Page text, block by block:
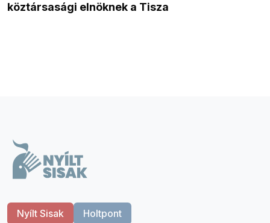
köztársasági elnöknek a Tisza
Nyílt Sisak Holtpont